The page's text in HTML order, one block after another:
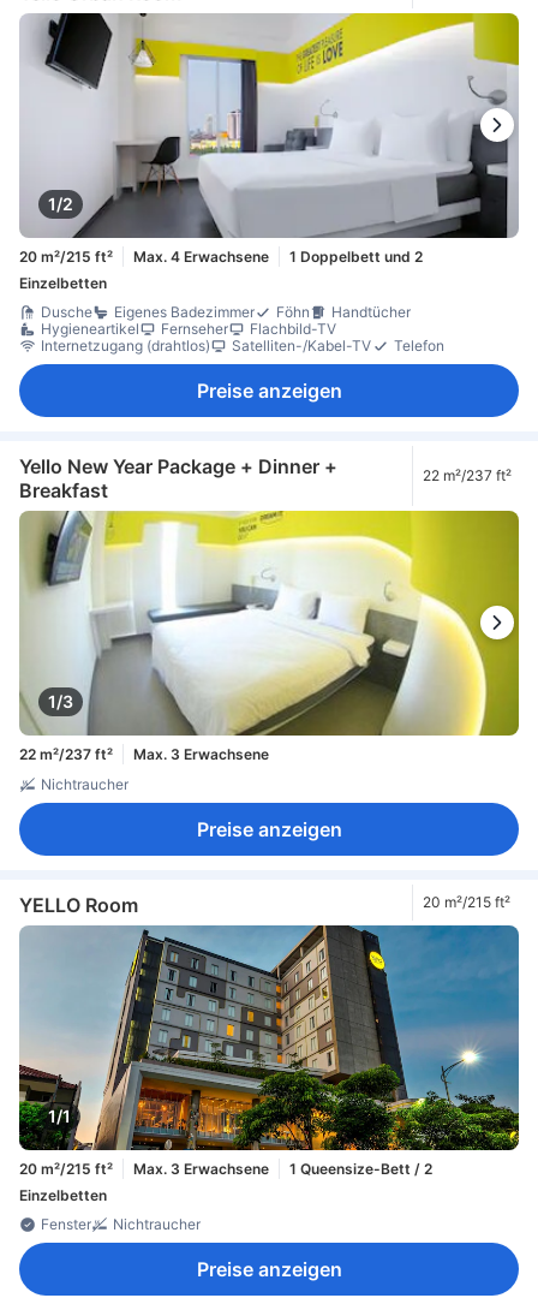
1/2
20 m²/215 ft² Max. 4 Erwachsene
1 Doppelbett und 2
Einzelbetten
Dusche
Eigenes Badezimmer Föhn
Handtücher
Hygieneartikel
Fernseher
Flachbild-TV
Internetzugang (drahtlos)
Satelliten-/Kabel-TV Telefon
Preise anzeigen
Yello New Year Package + Dinner +
Breakfast
22 m²/237 ft²
1/3
22 m²/237 ft²
Max. 3 Erwachsene
Nichtraucher
Preise anzeigen
YELLO Room 20 m²/215 ft²
1/1
20 m²/215 ft² Max. 3 Erwachsene
1 Queensize-Bett / 2
Einzelbetten
Fenster
Nichtraucher
Preise anzeigen